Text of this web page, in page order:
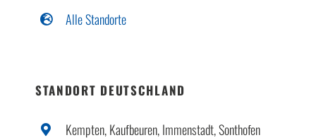
Alle Standorte
STANDORT DEUTSCHLAND
Kempten, Kaufbeuren, Immenstadt, Sonthofen